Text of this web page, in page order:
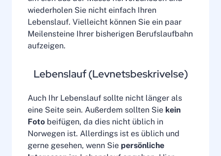
wiederholen Sie nicht einfach Ihren
Lebenslauf. Vielleicht können Sie ein paar
Meilensteine Ihrer bisherigen Berufslaufbahn
aufzeigen.
Lebenslauf (Levnetsbeskrivelse)
Auch Ihr Lebenslauf sollte nicht länger als
eine Seite sein. Außerdem sollten Sie kein
Foto beifügen, da dies nicht üblich in
Norwegen ist. Allerdings ist es üblich und
gerne gesehen, wenn Sie persönliche